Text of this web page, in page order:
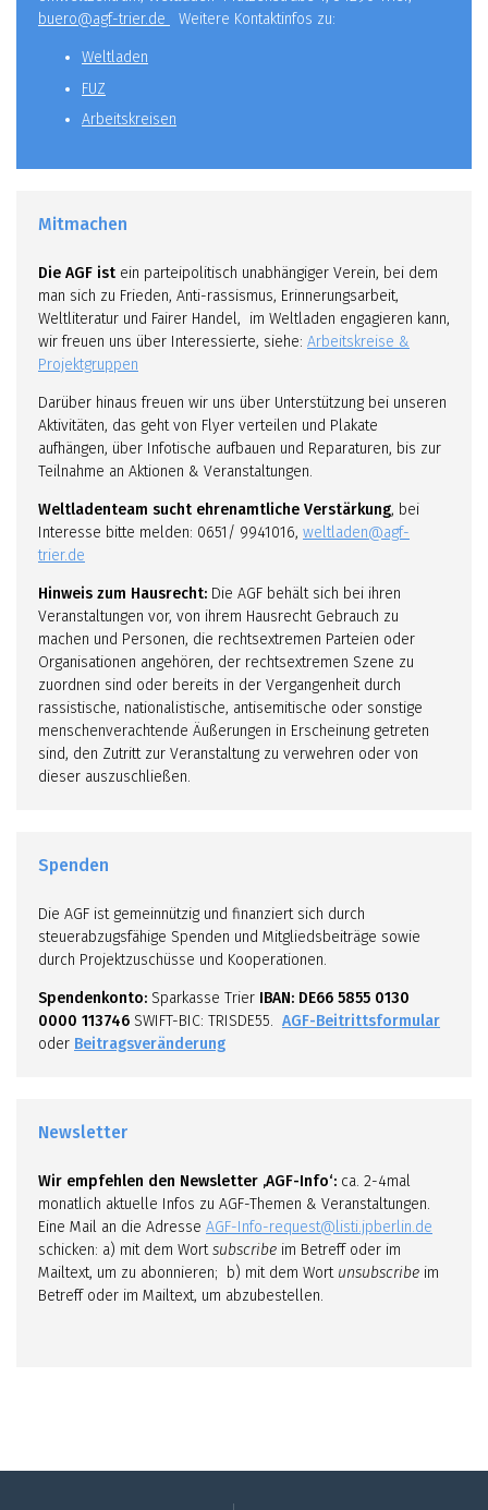
buero@agf-trier.de
Weitere Kontaktinfos zu:
Weltladen
FUZ
Arbeitskreisen
Mitmachen
Die AGF ist ein parteipolitisch unabhängiger Verein, bei dem
man sich zu Frieden, Anti-rassismus, Erinnerungsarbeit,
Weltliteratur und Fairer Handel, im Weltladen engagieren kann,
wir freuen uns über Interessierte, siehe: Arbeitskreise &
Projektgruppen
Darüber hinaus freuen wir uns über Unterstützung bei unseren
Aktivitäten, das geht von Flyer verteilen und Plakate
aufhängen, über Infotische aufbauen und Reparaturen, bis zur
Teilnahme an Aktionen & Veranstaltungen.
Weltladenteam sucht ehrenamtliche Verstärkung, bei
Interesse bitte melden: 0651/ 9941016, weltladen@agf-
trier.de
Hinweis zum Hausrecht: Die AGF behält sich bei ihren
Veranstaltungen vor, von ihrem Hausrecht Gebrauch zu
machen und Personen, die rechtsextremen Parteien oder
Organisationen angehören, der rechtsextremen Szene zu
zuordnen sind oder bereits in der Vergangenheit durch
rassistische, nationalistische, antisemitische oder sonstige
menschenverachtende Äußerungen in Erscheinung getreten
sind, den Zutritt zur Veranstaltung zu verwehren oder von
dieser auszuschließen.
Spenden
Die AGF ist gemeinnützig und finanziert sich durch
steuerabzugsfähige Spenden und Mitgliedsbeiträge sowie
durch Projektzuschüsse und Kooperationen.
Spendenkonto: Sparkasse Trier IBAN: DE66 5855 0130
0000 113746 SWIFT-BIC: TRISDE55. AGF-Beitrittsformular
oder Beitragsveränderung
Newsletter
Wir empfehlen den Newsletter ‚AGF-Info‘: ca. 2-4mal
monatlich aktuelle Infos zu AGF-Themen & Veranstaltungen.
Eine Mail an die Adresse AGF-Info-request@listi.jpberlin.de
schicken: a) mit dem Wortsubscribe im Betreff oder im
Mailtext, um zu abonnieren; b) mit dem Wort unsubscribe im
Betreff oder im Mailtext, um abzubestellen.